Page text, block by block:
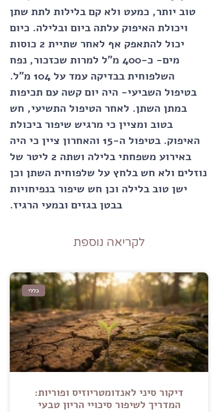
טוב יותר, כמעט ולא קם בלילות לתת שתן
ויכולת האיפוק עלתה ביום ובלילה. כיום
יכול להתאפק אף לאחר שתיית 2 כוסות
מים- כ-400 מ"ל למרות שכזכור, נפח
השלפוחית בבדיקה עמד על 104 מ"ל.
בטיפול השביעי- היה יום קשה עם תכיפות
במתן השתן. לאחר הטיפול התשיעי, חש
בטוב ומציין כי מרגיש שיפור ביכולת
האיפוק. בטיפול ה-15 והאחרון ציין כי היה
באירוע משפחתי בלילה ושתה 2 ליטר של
נוזלים ולא חש בלחץ על שלפוחית השתן וכן
ישן טוב בלילה וכן חש שיפור בנפיחויות
בבטן בגזים ובמעי הרגיז.
לקריאה נוספת
כללי
דיקור סיני לאנדומטריוזיס ופוריות:
המדריך לשיפור סיכויי הריון טבעי